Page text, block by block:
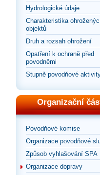
Hydrologické údaje
Charakteristika
objektů
Druh a rozsah ohrožení
Opatření k ochraně před
povodněmi
Stupně povodňové
Organizační
Povodňové komise
Organizace povodňové
Způsob vyhlašování SPA
Organizace dopravy